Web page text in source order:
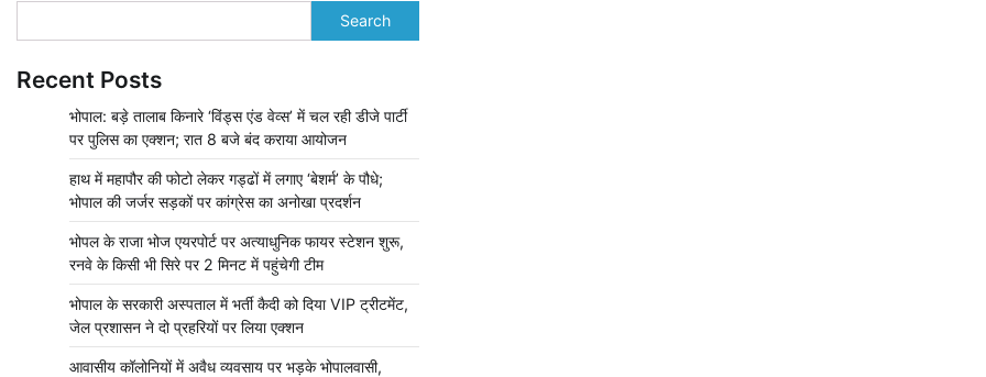
Search
Recent Posts
भोपाल: बड़े तालाब किनारे ‘विंड्स एंड वेव्स’ में चल रही डीजे पार्टी
पर पुलिस का एक्शन; रात 8 बजे बंद कराया आयोजन
हाथ में महापौर की फोटो लेकर गड्ढों में लगाए ‘बेशर्म’ के पौधे;
भोपाल की जर्जर सड़कों पर कांग्रेस का अनोखा प्रदर्शन
भोपल के राजा भोज एयरपोर्ट पर अत्याधुनिक फायर स्टेशन शुरू,
रनवे के किसी भी सिरे पर 2 मिनट में पहुंचेगी टीम
भोपाल के सरकारी अस्पताल में भर्ती कैदी को दिया VIP ट्रीटमेंट,
जेल प्रशासन ने दो प्रहरियों पर लिया एक्शन
आवासीय कॉलोनियों में अवैध व्यवसाय पर भड़के भोपालवासी,